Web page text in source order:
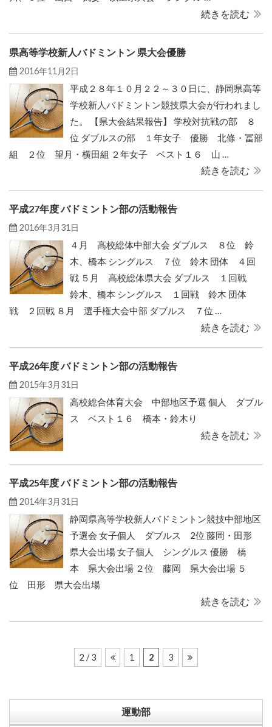
続きを読む
県高等学校新人バドミントン 県大会優勝
2016年11月2日
平成２８年１０月２２～３０日に、静岡県高等
学校新人バドミントン競技県大会が行われまし
た。 【県大会結果報告】 学校対抗戦の部 ８
位 ダブルスの部 １年女子 優勝 北條・冨部
組 ２位 望月・横田組 ２年女子 ベスト１６ 山 …
続きを読む
平成27年度 バドミントン部の活動報告
2016年3月31日
４月 高校総体中部大会 ダブルス ８位 鈴
木、橋本 シングルス ７位 鈴木 団体 ４回
戦 ５月 高校総体県大会 ダブルス １回戦
鈴木、橋本 シングルス １回戦 鈴木 団体
戦 ２回戦 ８月 選手権大会中部 ダブルス ７位 …
続きを読む
平成26年度 バドミントン部の活動報告
2015年3月31日
高校総合体育大会 中部地区予選 個人 ダブル
ス ベスト１６ 橋本・鈴木り
続きを読む
平成25年度 バドミントン部の活動報告
2014年3月31日
静岡県高等学校新人バドミントン競技中部地区
予選会 女子個人 ダブルス 2位 藤岡・田形
県大会出場 女子個人 シングルス 優勝 橋
本 県大会出場 ２位 藤岡 県大会出場 ５
位 田形 県大会出場
続きを読む
2 / 3 1 2 3
運動部